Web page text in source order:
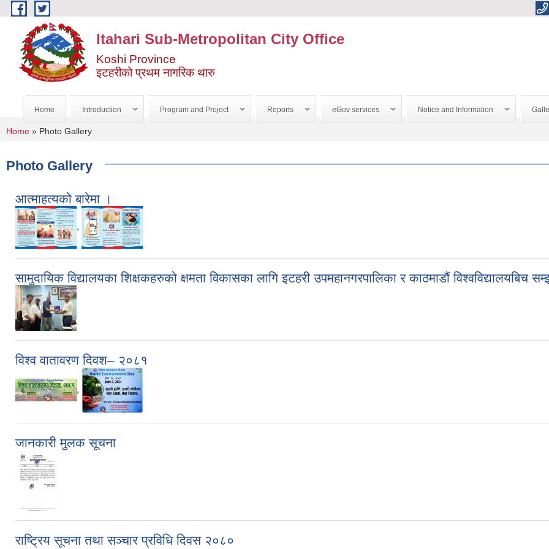
Skip to main content
Itahari Sub-Metropolitan City Office
Koshi Province
इटहरीको प्रथम नागरिक थारु
Home Introduction Program and Project Reports eGov services Notice and Information
You are here
Home » Photo Gallery
Photo Gallery
आत्माहत्यको बारेमा ।
,
सामुदायिक विद्यालयका शिक्षकहरुको क्षमता विकासका लागि इटहरी उपमहानगरपालिका र काठमाडौं विश्वविद्यालयबिच
विश्व वातावरण दिवश– २०८१
,
जानकारी मुलक सूचना
राष्ट्रिय सूचना तथा सञ्चार प्रविधि दिवस २०८०